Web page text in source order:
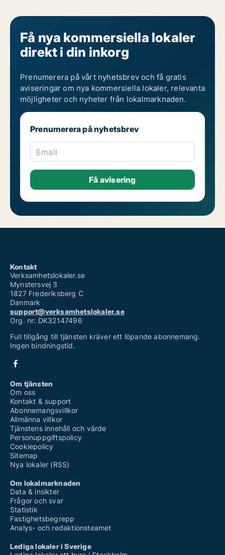
Affärslokaler att hyra i Laholm
Affärslokaler att hyra i Varberg
Få nya kommersiella lokaler
direkt i din inkorg
Prenumerera på vårt nyhetsbrev och få gratis
aviseringar om nya kommersiella lokaler, relevanta
möjligheter och nyheter från lokalmarknaden.
Prenumerera på nyhetsbrev
Email
Kontakt
Verksamhetslokaler.se
Mynstersvej 3
1827 Frederiksberg C
Danmark
support@verksamhetslokaler.se
Org. nr: DK32147496
Full tillgång till tjänsten kräver ett löpande abonnemang.
Ingen bindningstid.
Om tjänsten
Om oss
Kontakt & support
Abonnemangsvillkor
Allmänna villkor
Tjänstens innehåll och värde
Personuppgiftspolicy
Cookiepolicy
Sitemap
Nya lokaler (RSS)
Om lokalmarknaden
Data & insikter
Frågor och svar
Statistik
Fastighetsbegrepp
Analys- och redaktionsteamet
Lediga lokaler i Sverige